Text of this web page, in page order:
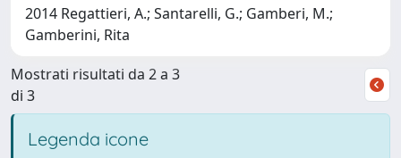
2014 Regattieri, A.; Santarelli, G.; Gamberi, M.;
Gamberini, Rita
Mostrati risultati da 2 a 3
di 3
Legenda icone